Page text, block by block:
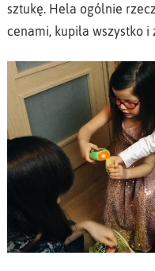
sztukę. Hela ogólnie
cenami, kupiła wszystko i